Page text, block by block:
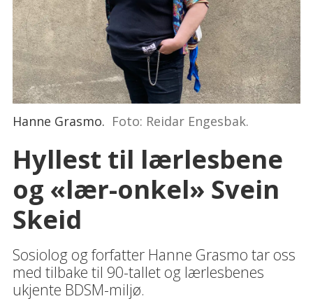
Hanne Grasmo. Foto: Reidar Engesbak.
Hyllest til lærlesbene
og «lær-onkel» Svein
Skeid
Sosiolog og forfatter Hanne Grasmo tar oss
med tilbake til 90-tallet og lærlesbenes
ukjente BDSM-miljø.